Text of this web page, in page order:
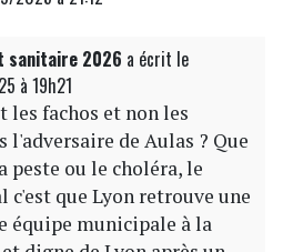
sanitaire 2026 a écrit le
à 19h21
les fachos et non les
l'adversaire de Aulas ? Que
peste ou le choléra, le
c'est que Lyon retrouve une
équipe municipale à la